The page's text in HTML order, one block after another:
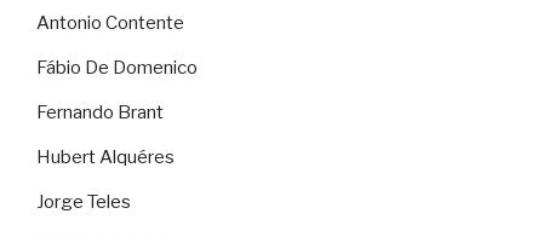
Antonio Contente
Fábio De Domenico
Fernando Brant
Hubert Alquéres
Jorge Teles